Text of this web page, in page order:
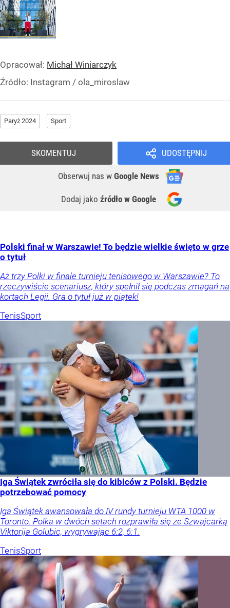
Opracował: Michał Winiarczyk
Źródło: Instagram / ola_miroslaw
Paryż 2024 Sport
UDOSTĘPNIJ
Obserwuj nas w Google News
Dodaj jako źródło w Google
SKOMENTUJ
Polski finał w Warszawie! To będzie wielkie święto w grze
o tytuł
Aż trzy Polki w finale turnieju tenisowego w Warszawie? To
rzeczywiście scenariusz, który spełnił się podczas zmagań na
kortach Legii. Gra o tytuł już w piątek!
TenisSport
Iga Świątek zwróciła się do kibiców z Polski. Będzie
potrzebować pomocy
Iga Świątek awansowała do IV rundy turnieju WTA 1000 w
Toronto. Polka w dwóch setach rozprawiła się ze Szwajcarką
Viktorija Golubic, wygrywając 6:2, 6:1.
TenisSport